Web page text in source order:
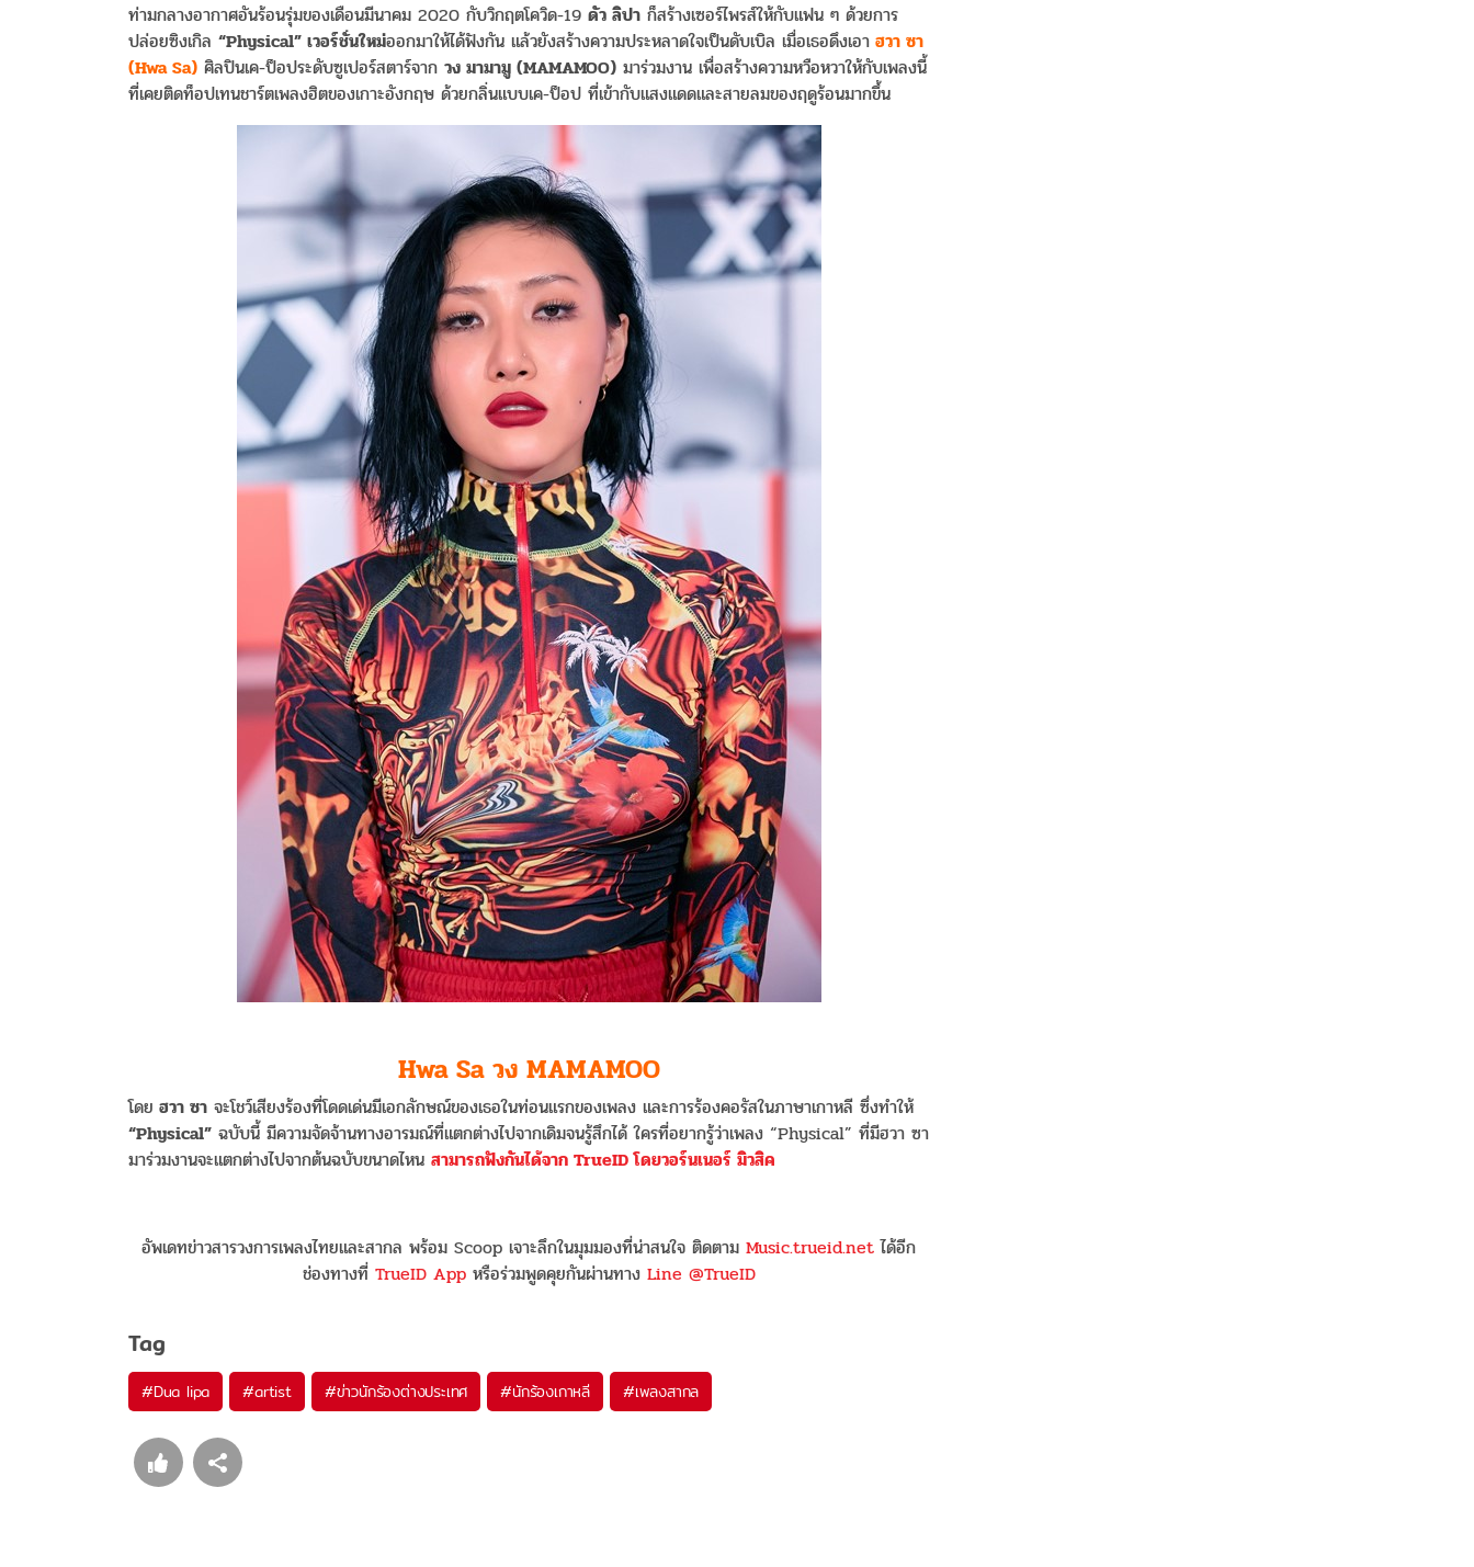
ท่ามกลางอากาศอันร้อนรุ่มของเดือนมีนาคม 2020 กับวิกฤตโควิด-19 ดัว ลิปา ก็สร้างเซอร์ไพรส์ให้กับแฟน ๆ ด้วยการ
ปล่อยซิงเกิล “Physical” เวอร์ชั่นใหม่ออกมาให้ได้ฟังกัน แล้วยังสร้างความประหลาดใจเป็นดับเบิล เมื่อเธอดึงเอา ฮวา ซา
(Hwa Sa) ศิลปินเค-ป็อประดับซูเปอร์สตาร์จาก วง มามามู (MAMAMOO) มาร่วมงาน เพื่อสร้างความหวือหวาให้กับเพลงนี้
ที่เคยติดท็อปเทนชาร์ตเพลงฮิตของเกาะอังกฤษ ด้วยกลิ่นแบบเค-ป็อป ที่เข้ากับแสงแดดและสายลมของฤดูร้อนมากขึ้น
Hwa Sa วง MAMAMOO
โดย ฮวา ซา จะโชว์เสียงร้องที่โดดเด่นมีเอกลักษณ์ของเธอในท่อนแรกของเพลง และการร้องคอรัสในภาษาเกาหลี ซึ่งทำให้
“Physical” ฉบับนี้ มีความจัดจ้านทางอารมณ์ที่แตกต่างไปจากเดิมจนรู้สึกได้ ใครที่อยากรู้ว่าเพลง “Physical” ที่มีฮวา ซา
มาร่วมงานจะแตกต่างไปจากต้นฉบับขนาดไหน สามารถฟังกันได้จาก TrueID โดยวอร์นเนอร์ มิวสิค
อัพเดทข่าวสารวงการเพลงไทยและสากล พร้อม Scoop เจาะลึกในมุมมองที่น่าสนใจ ติดตาม Music.trueid.net ได้อีก
ช่องทางที่ TrueID Appหรือร่วมพูดคุยกันผ่านทาง Line @TrueID
Tag
#Dua lipa #artist #ข่าวนักร้องต่างประเทศ #นักร้องเกาหลี #เพลงสากล